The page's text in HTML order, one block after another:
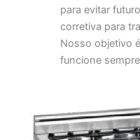
para evitar
corretiva para
Nosso objetivo
funcione